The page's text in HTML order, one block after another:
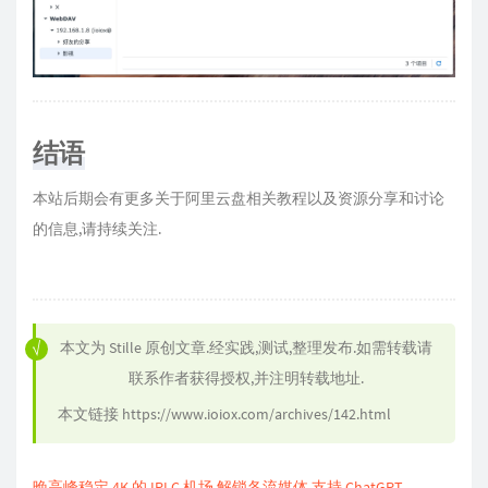
结语
本站后期会有更多关于阿里云盘相关教程以及资源分享和讨论
的信息,请持续关注.
本文为 Stille 原创文章.经实践,测试,整理发布.如需转载请
联系作者获得授权,并注明转载地址.
本文链接 https://www.ioiox.com/archives/142.html